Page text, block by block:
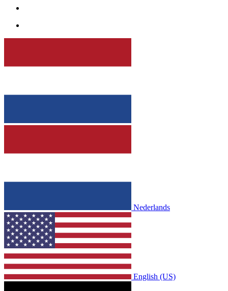
Nederlands
English (US)